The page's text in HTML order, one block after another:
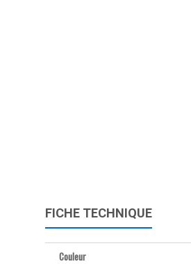
FICHE TECHNIQUE
Couleur